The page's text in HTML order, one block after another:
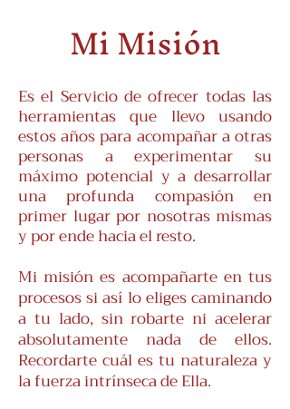
Mi Misión
Es el Servicio de ofrecer todas las
herramientas que llevo usando
estos años para acompañar a otras
personas a experimentar su
máximo potencial y a desarrollar
una profunda compasión en
primer lugar por nosotras mismas
y por ende hacia el resto.
Mi misión es acompañarte en tus
procesos si así lo eliges caminando
a tu lado, sin robarte ni acelerar
absolutamente nada de ellos.
Recordarte cuál es tu naturaleza y
la fuerza intrínseca de Ella.